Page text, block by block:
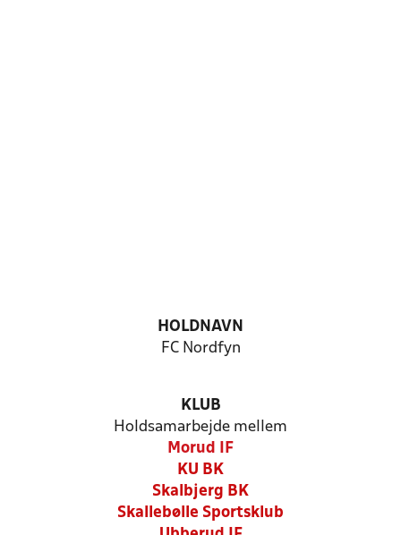
HOLDNAVN
FC Nordfyn
KLUB
Holdsamarbejde mellem
Morud IF
KU BK
Skalbjerg BK
Skallebølle Sportsklub